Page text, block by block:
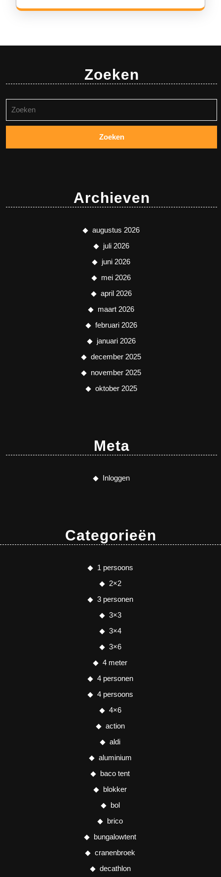
Zoeken
naar:
Archieven
augustus 2026
juli 2026
juni 2026
mei 2026
april 2026
maart 2026
februari 2026
januari 2026
december 2025
november 2025
oktober 2025
Meta
Inloggen
Categorieën
1 persoons
2×2
3 personen
3×3
3×4
3×6
4 meter
4 personen
4 persoons
4×6
action
aldi
aluminium
baco tent
blokker
bol
brico
bungalowtent
cranenbroek
decathlon